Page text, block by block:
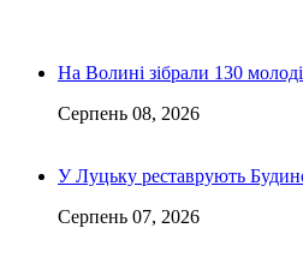
На Волині зібрали 130
Серпень 08, 2026
У Луцьку реставрують
Серпень 07, 2026